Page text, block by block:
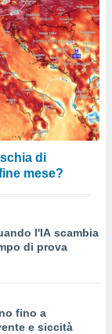
di
mese?
l'IA scambia
di prova
fino a
e siccità